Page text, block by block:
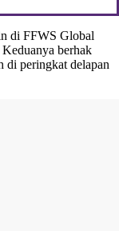
di FFWS Global
berhak
di peringkat delapan